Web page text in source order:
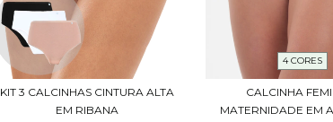
KIT 3 CALCINHAS CINTURA ALTA
EM RIBANA
4 CORES
CALCINHA
MATERNIDADE EM